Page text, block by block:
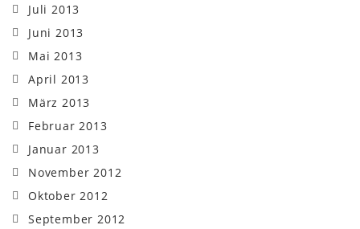
Juli 2013
Juni 2013
Mai 2013
April 2013
März 2013
Februar 2013
Januar 2013
November 2012
Oktober 2012
September 2012